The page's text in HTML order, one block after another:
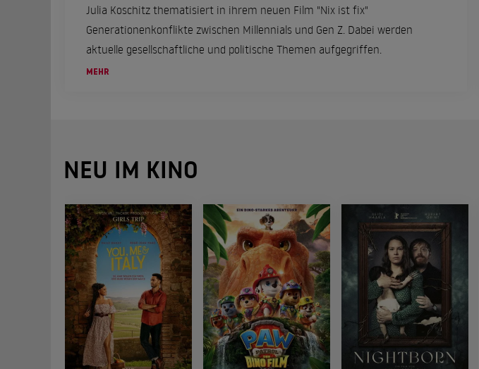
Julia Koschitz thematisiert in ihrem neuen Film "Nix ist fix"
Generationenkonflikte zwischen Millennials und Gen Z. Dabei werden
aktuelle gesellschaftliche und politische Themen aufgegriffen.
MEHR
NEU IM KINO